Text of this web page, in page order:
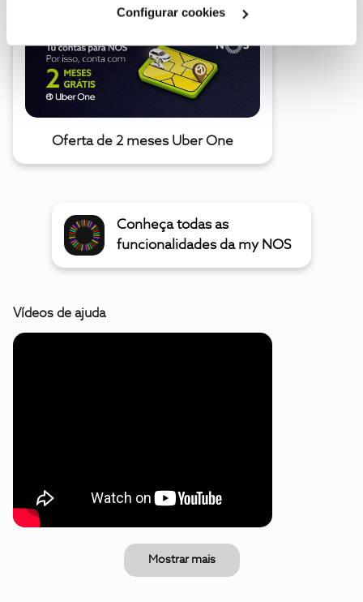
Configurar cookies
Oferta de 2 meses Uber One
Conheça todas as
funcionalidades da my NOS
Vídeos de ajuda
Mostrar mais